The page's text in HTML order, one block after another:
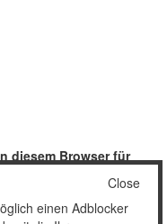
diesem Browser für
Close
einen Adblocker